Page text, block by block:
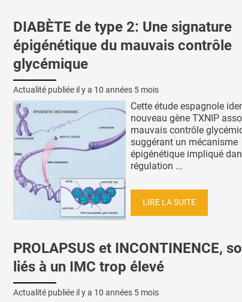
DIABÈTE de type 2: Une signature
épigénétique du mauvais contrôle
glycémique
Actualité publiée il y a 10 années 5 mois
Cette étude espagnole
nouveau gène TXNIP
mauvais contrôle
suggérant un mécanisme
épigénétique impliqué
régulation ...
LIRE LA SUITE
PROLAPSUS et INCONTINENCE,
liés à un IMC trop élevé
Actualité publiée il y a 10 années 5 mois